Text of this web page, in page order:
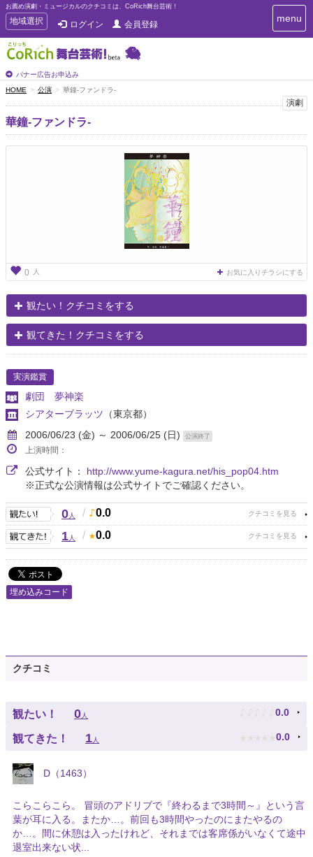
お薦め演劇・ミュージカルのクチコミは、CoRich舞台芸術！
T
o
g
g
e
n
a
v
i
地域選択 ログイン 会員登録
バナー広告お申込み
T
o
i
menu
HOME 公演 華鐘-ファンドラ-
演劇
華鐘-ファンドラ-
0 人 お気に入りチラシにする
観たい！クチコミをする
観てきた！クチコミをする
実演鑑賞
劇団 夢神楽
シアターブラッツ （東京都）
2006/06/23 (金) ～ 2006/06/25 (日)
公演終了
上演時間：
公式サイト： http://www.yume-kagura.net/his_pop04.htm
※正式な公演情報は公式サイトでご確認ください。
0人 / 0.0
1人 / 0.0
埋め込みコード
クチコミ
観たい！ 0人 ♪ ♪ ♪ ♪ ♪ 0.0
観てきた！ 1人 ★ ★ ★ ★ ★ 0.0
D（1463）
こらこらこら。 冒頭のアドリブで『終わるまで3時間～』という言
葉が耳に入る。またか…。前回も3時間やったのにまたやるの
か…。間に休憩は入ったけれど、それまでは客席係がいなくて途中
退室出来ない状...